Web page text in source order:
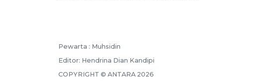
Pewarta : Muhsidin
Editor: Hendrina Dian Kandipi
COPYRIGHT © ANTARA 2026